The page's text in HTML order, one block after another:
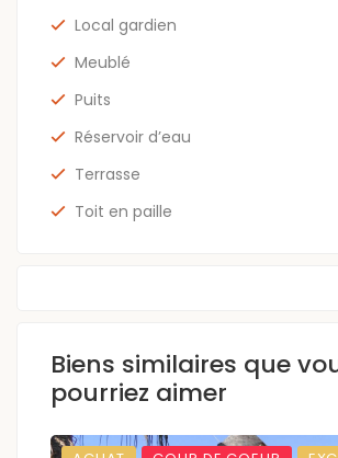
Local gardien
Meublé
Puits
Réservoir d’eau
Terrasse
Toit en paille
Biens similaires que
pourriez aimer